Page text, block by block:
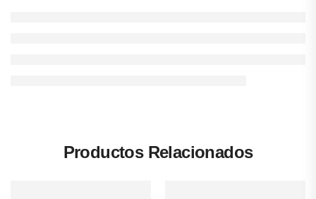
Productos Relacionados